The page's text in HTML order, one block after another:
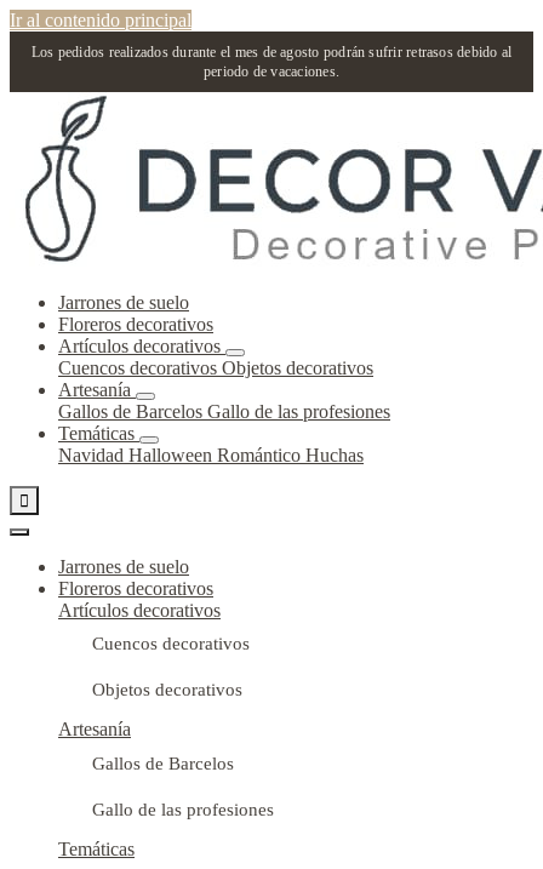
Ir al contenido principal
Los pedidos realizados durante el mes de agosto podrán sufrir retrasos debido al
periodo de vacaciones.
Jarrones de suelo
Floreros decorativos
Artículos decorativos
Cuencos decorativos Objetos decorativos
Artesanía
Gallos de Barcelos Gallo de las profesiones
Temáticas
Navidad Halloween Romántico Huchas

Jarrones de suelo
Floreros decorativos
Artículos decorativos
Cuencos decorativos
Objetos decorativos
Artesanía
Gallos de Barcelos
Gallo de las profesiones
Temáticas